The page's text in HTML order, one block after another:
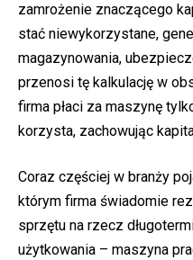
zamrożenie znaczącego
stać niewykorzystane,
magazynowania,
przenosi tę kalkulację w
firma płaci za maszynę
korzysta, zachowując
Coraz częściej w branży
którym firma świadomie
sprzętu na rzecz
użytkowania – maszyna